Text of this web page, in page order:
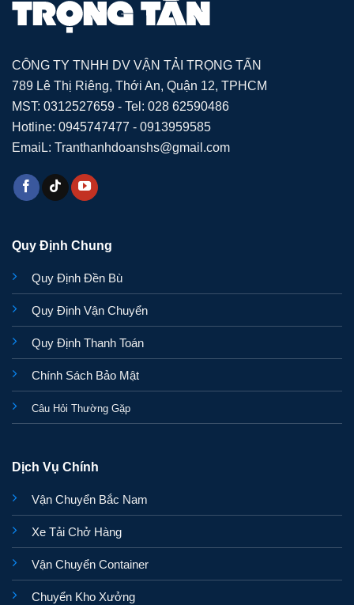
CÔNG TY TNHH DV VẬN TẢI TRỌNG TẤN
789 Lê Thị Riêng, Thới An, Quận 12, TPHCM
MST: 0312527659 - Tel: 028 62590486
Hotline: 0945747477 - 0913959585
EmaiL: Tranthanhdoanshs@gmail.com
Quy Định Chung
Quy Định Đền Bù
Quy Định Vận Chuyển
Quy Định Thanh Toán
Chính Sách Bảo Mật
Câu Hỏi Thường Gặp
Dịch Vụ Chính
Vận Chuyển Bắc Nam
Xe Tải Chở Hàng
Vận Chuyển Container
Chuyển Kho Xưởng